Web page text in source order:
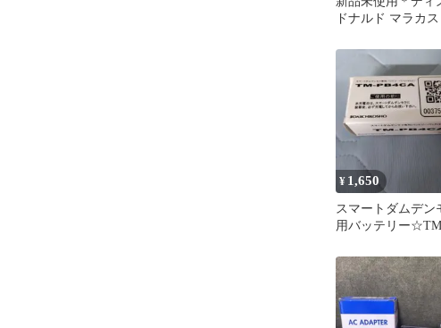
ドナルド マラカス
¥ 1,650
スマートダムデン
用バッテリー